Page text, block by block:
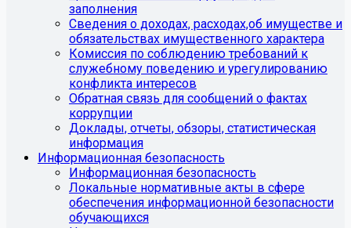
заполнения
Сведения о доходах, расходах,об имуществе и
обязательствах имущественного характера
Комиссия по соблюдению требований к
служебному поведению и урегулированию
конфликта интересов
Обратная связь для сообщений о фактах
коррупции
Доклады, отчеты, обзоры, статистическая
информация
Информационная безопасность
Информационная безопасность
Локальные нормативные акты в сфере
обеспечения информационной безопасности
обучающихся